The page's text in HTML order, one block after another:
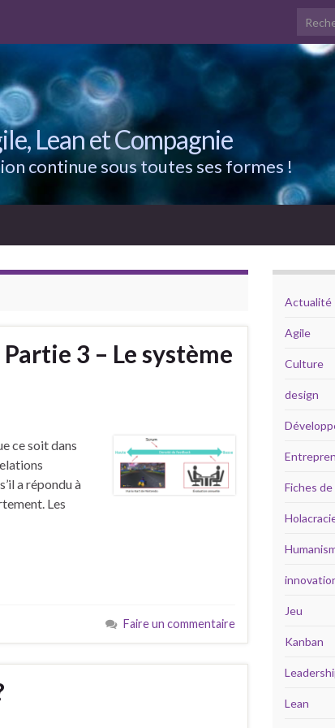
Lean et Compagnie
continue sous toutes ses formes !
3 – Le système
ce soit dans
a répondu à
Les
Faire un commentaire
Actualité
Agile
Culture
design
Fiches
Jeu
Kanban
Lean